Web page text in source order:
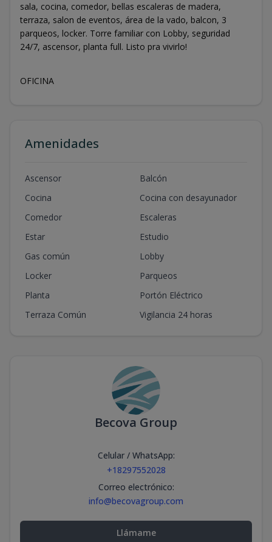
sala, cocina, comedor, bellas escaleras de madera,
terraza, salon de eventos, área de la vado, balcon, 3
parqueos, locker. Torre familiar con Lobby, seguridad
24/7, ascensor, planta full. Listo pra vivirlo!
OFICINA
Amenidades
Ascensor
Balcón
Cocina
Cocina con desayunador
Comedor
Escaleras
Estar
Estudio
Gas común
Lobby
Locker
Parqueos
Planta
Portón Eléctrico
Terraza Común
Vigilancia 24 horas
Becova Group
Celular / WhatsApp:
+18297552028
Correo electrónico:
info@becovagroup.com
Llámame